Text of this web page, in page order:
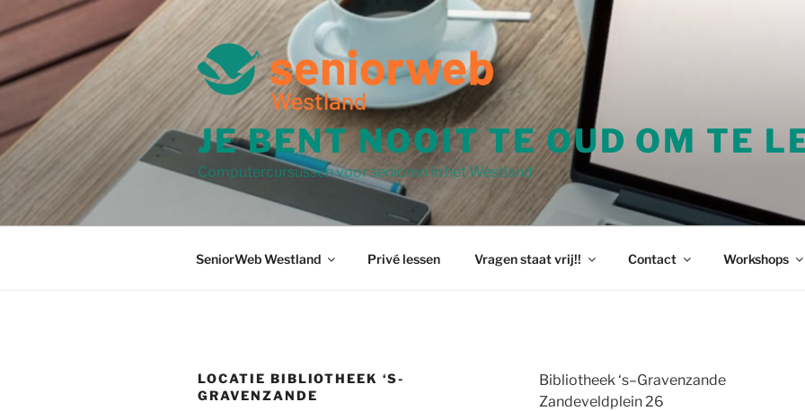
de
springen
JE BENT NOOIT TE OUD OM TE
Computercursussen voor senioren in het Westland
SeniorWeb Westland Privé lessen Vragen staat vrij!! Contact Workshops
LOCATIE BIBLIOTHEEK ‘S-
GRAVENZANDE
Bibliotheek ‘s–Gravenzande
Zandeveldplein 26